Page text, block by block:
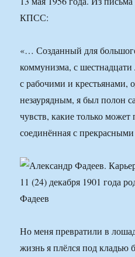
КПСС:
«… Созданный для
коммунизма, с шестнадцати
с рабочими и крестьянами,
незаурядным, я был полон
чувств, какие только
соединённая с
Но меня превратили в
жизнь я плёлся под кладью